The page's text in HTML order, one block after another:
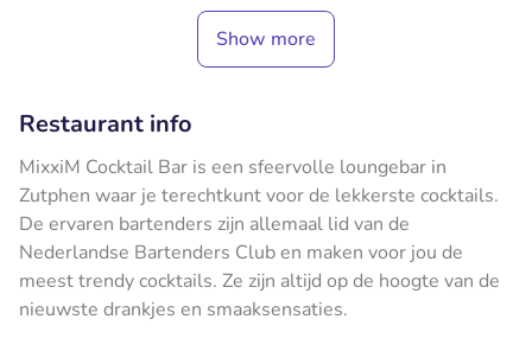
Show more
Restaurant info
MixxiM Cocktail Bar is een sfeervolle loungebar in
Zutphen waar je terechtkunt voor de lekkerste cocktails.
De ervaren bartenders zijn allemaal lid van de
Nederlandse Bartenders Club en maken voor jou de
meest trendy cocktails. Ze zijn altijd op de hoogte van de
nieuwste drankjes en smaaksensaties.